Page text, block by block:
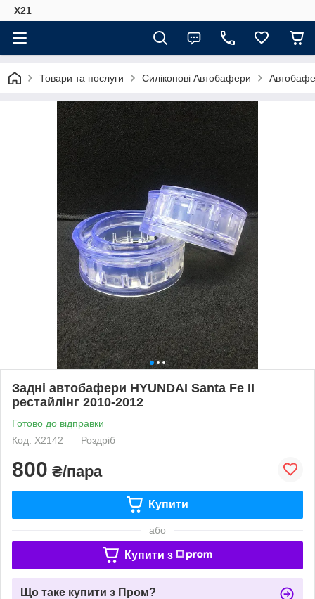
Х21
Товари та послуги Силіконові Автобафери
Задні автобафери HYUNDAI Santa Fe II
рестайлінг 2010-2012
Готово до відправки
Код: X2142
Роздріб
800 ₴/пара
Купити
або
Купити з
Що таке купити з Пром?